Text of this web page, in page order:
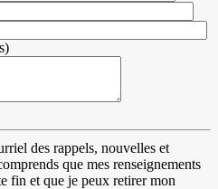
des rappels, nouvelles et
que mes renseignements
fin et que je peux retirer mon